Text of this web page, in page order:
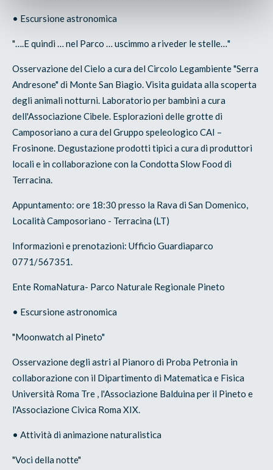
• Escursione astronomica
"….E quindi … nel Parco … uscimmo a riveder le stelle…"
Osservazione del Cielo a cura del Circolo Legambiente "Serra
Andresone" di Monte San Biagio. Visita guidata alla scoperta
degli animali notturni. Laboratorio per bambini a cura
dell'Associazione Cibele. Esplorazioni delle grotte di
Camposoriano a cura del Gruppo speleologico CAI –
Frosinone. Degustazione prodotti tipici a cura di produttori
locali e in collaborazione con la Condotta Slow Food di
Terracina.
Appuntamento: ore 18:30 presso la Rava di San Domenico,
Località Camposoriano - Terracina (LT)
Informazioni e prenotazioni: Ufficio Guardiaparco
0771/567351.
Ente RomaNatura- Parco Naturale Regionale Pineto
• Escursione astronomica
"Moonwatch al Pineto"
Osservazione degli astri al Pianoro di Proba Petronia in
collaborazione con il Dipartimento di Matematica e Fisica
Università Roma Tre , l'Associazione Balduina per il Pineto e
l'Associazione Civica Roma XIX.
• Attività di animazione naturalistica
"Voci della notte"